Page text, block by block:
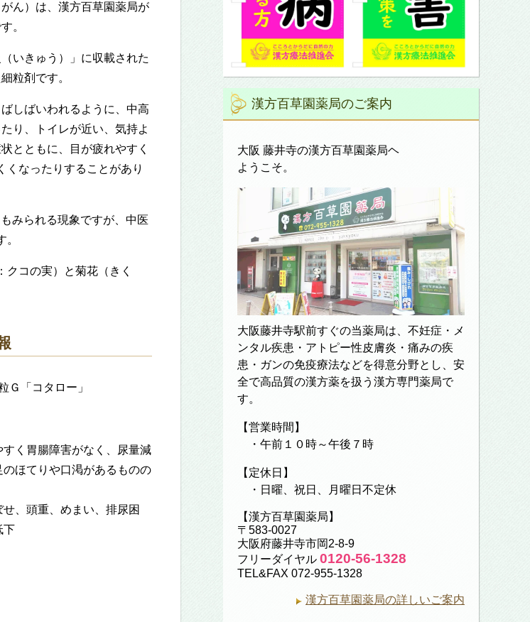
ん）は、漢方百草園薬局が
。
いきゅう）」に収載された
粒剤です。
しばいわれるように、中高
り、トイレが近い、気持よ
とともに、目が疲れやすく
くなったりすることがあり
みられる現象ですが、中医
コの実）と菊花（きく
Ｇ「コタロー」
く胃腸障害がなく、尿量減
ほてりや口渇があるものの
、頭重、めまい、排尿困
下
漢方百草園薬局のご案内
大阪 藤井寺の漢方百草園薬局ヘ
ようこそ。
大阪藤井寺駅前すぐの当薬局は、不妊症・メ
ンタル疾患・アトピー性皮膚炎・痛みの疾
患・ガンの免疫療法などを得意分野とし、安
全で高品質の漢方薬を扱う漢方専門薬局で
す。
【営業時間】
・午前１０時～午後７時
【定休日】
・日曜、祝日、月曜日不定休
【漢方百草園薬局】
〒583-0027
大阪府藤井寺市岡2-8-9
フリーダイヤル 0120-56-1328
TEL&FAX 072-955-1328
漢方百草園薬局の詳しいご案内